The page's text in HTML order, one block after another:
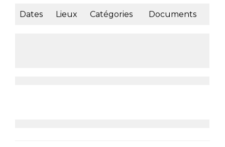
Dates Lieux Catégories Documents